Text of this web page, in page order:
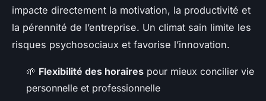
impacte directement la motivation, la productivité et
la pérennité de l’entreprise. Un climat sain limite les
risques psychosociaux et favorise l’innovation.
🌱 Flexibilité des horaires pour mieux concilier vie
personnelle et professionnelle